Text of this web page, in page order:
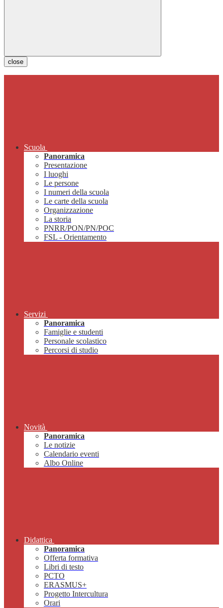
close
Scuola
Panoramica
Presentazione
I luoghi
Le persone
I numeri della scuola
Le carte della scuola
Organizzazione
La storia
PNRR/PON/PN/POC
FSL - Orientamento
Servizi
Panoramica
Famiglie e studenti
Personale scolastico
Percorsi di studio
Novità
Panoramica
Le notizie
Calendario eventi
Albo Online
Didattica
Panoramica
Offerta formativa
Libri di testo
PCTO
ERASMUS+
Progetto Intercultura
Orari